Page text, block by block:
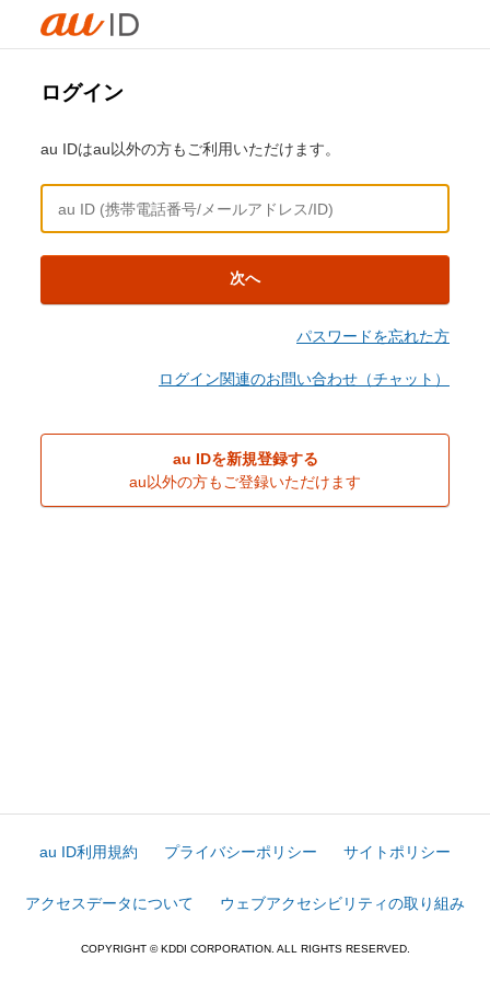
ログイン
au IDはau以外の方もご利用いただけます。
次へ
パスワードを忘れた方
ログイン関連のお問い合わせ（チャット）
au IDを新規登録する
au以外の方もご登録いただけます
au ID利用規約 プライバシーポリシー サイトポリシー
アクセスデータについて ウェブアクセシビリティの取り組み
COPYRIGHT © KDDI CORPORATION. ALL RIGHTS RESERVED.